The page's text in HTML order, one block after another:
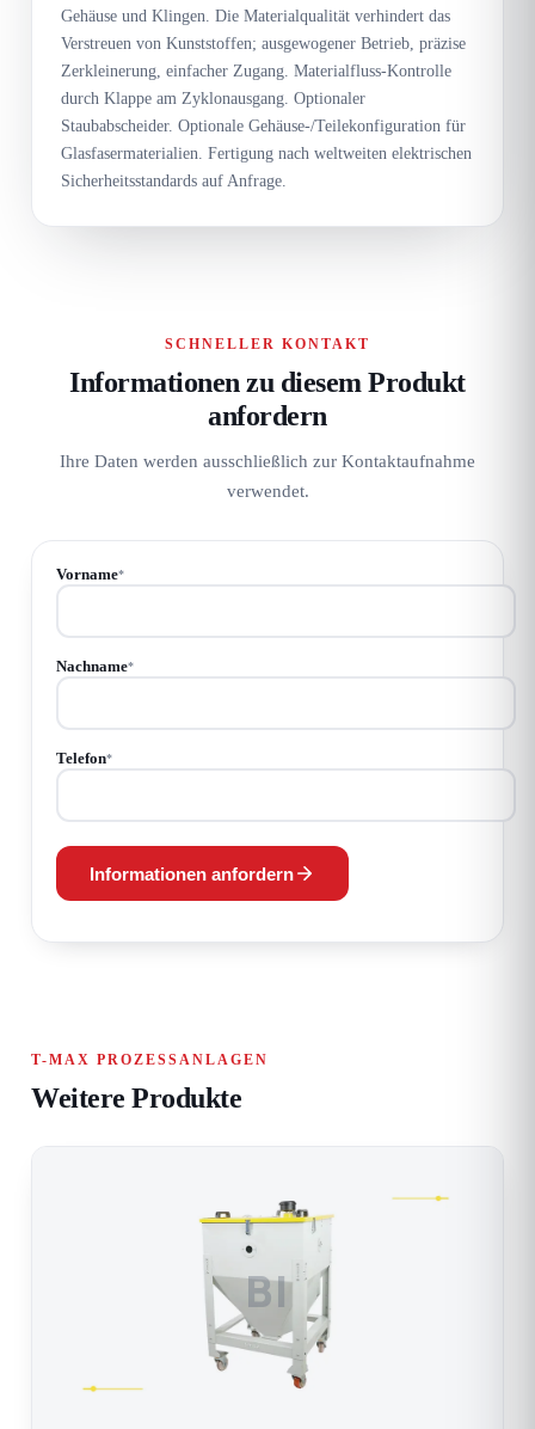
Gehäuse und Klingen. Die Materialqualität verhindert das
Verstreuen von Kunststoffen; ausgewogener Betrieb, präzise
Zerkleinerung, einfacher Zugang. Materialfluss-Kontrolle
durch Klappe am Zyklonausgang. Optionaler
Staubabscheider. Optionale Gehäuse-/Teilekonfiguration für
Glasfasermaterialien. Fertigung nach weltweiten elektrischen
Sicherheitsstandards auf Anfrage.
SCHNELLER KONTAKT
Informationen zu diesem Produkt
anfordern
Ihre Daten werden ausschließlich zur Kontaktaufnahme
verwendet.
Vorname*
Nachname*
Telefon*
Informationen anfordern
T-MAX PROZESSANLAGEN
Weitere Produkte
BI